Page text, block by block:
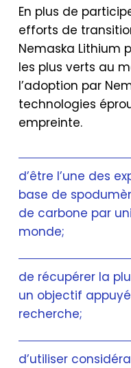
En plus de
efforts de
Nemaska Lithium
les plus verts au
l’adoption par
technologies
empreinte.
d’être l’une des
base de
de carbone par
monde;
de récupérer la
un objectif
recherche;
d’utiliser